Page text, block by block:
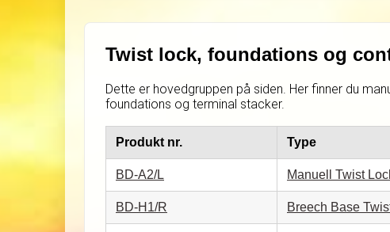
Twist lock, foundations og
Dette er hovedgruppen på siden. Her finner du
foundations og terminal stacker.
Produkt nr. Type
BD-A2/L Manuell Twist
BD-H1/R Breech Base